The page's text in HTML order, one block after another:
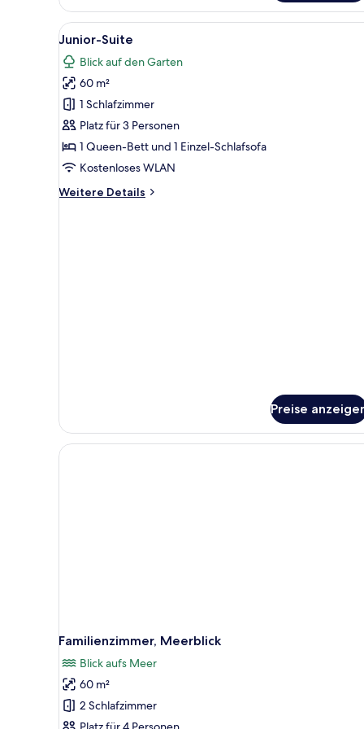
Alle
Fotos
für
Junior-
Suite
anzeigen
Ein Hotelzimmer mit einem
5
Junior-Suite
Blick auf den Garten
60 m²
1 Schlafzimmer
Platz für 3 Personen
1 Queen-Bett und 1 Einzel-Schlafsofa
Kostenloses WLAN
Weitere Details
Weitere
Preise
Familienzimmer, Meerblick
Blick aufs Meer
60 m²
2 Schlafzimmer